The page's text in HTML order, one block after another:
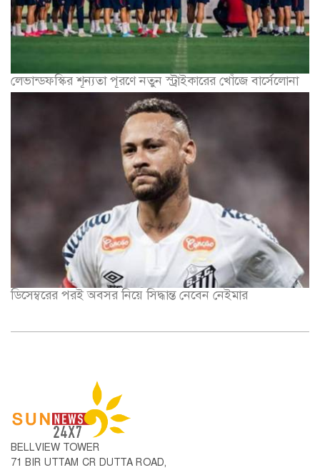
লেভান্ডফস্কির শূন্যতা পূরণে নতুন স্ট্রাইকারের খোঁজে বার্সেলোনা
ডিসেম্বরের পরই অবসর নিয়ে সিদ্ধান্ত নেবেন নেইমার
BELLVIEW TOWER
71 BIR UTTAM CR DUTTA ROAD,